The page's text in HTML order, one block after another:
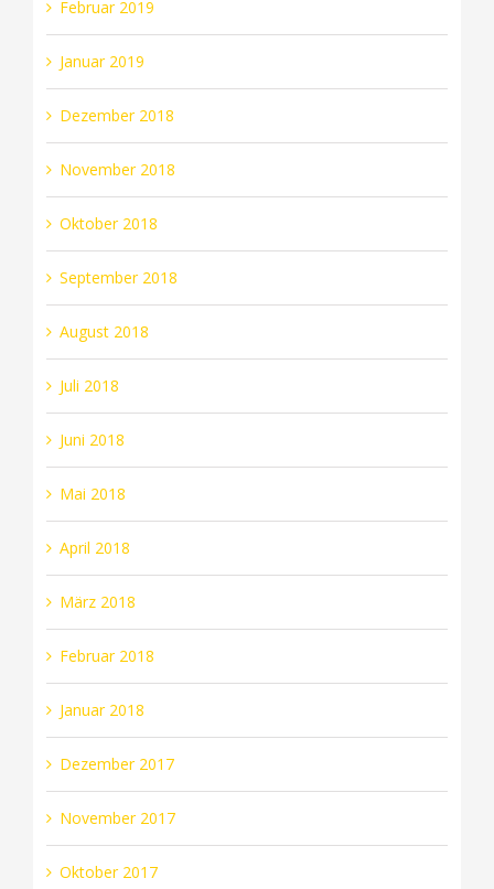
Februar 2019
Januar 2019
Dezember 2018
November 2018
Oktober 2018
September 2018
August 2018
Juli 2018
Juni 2018
Mai 2018
April 2018
März 2018
Februar 2018
Januar 2018
Dezember 2017
November 2017
Oktober 2017